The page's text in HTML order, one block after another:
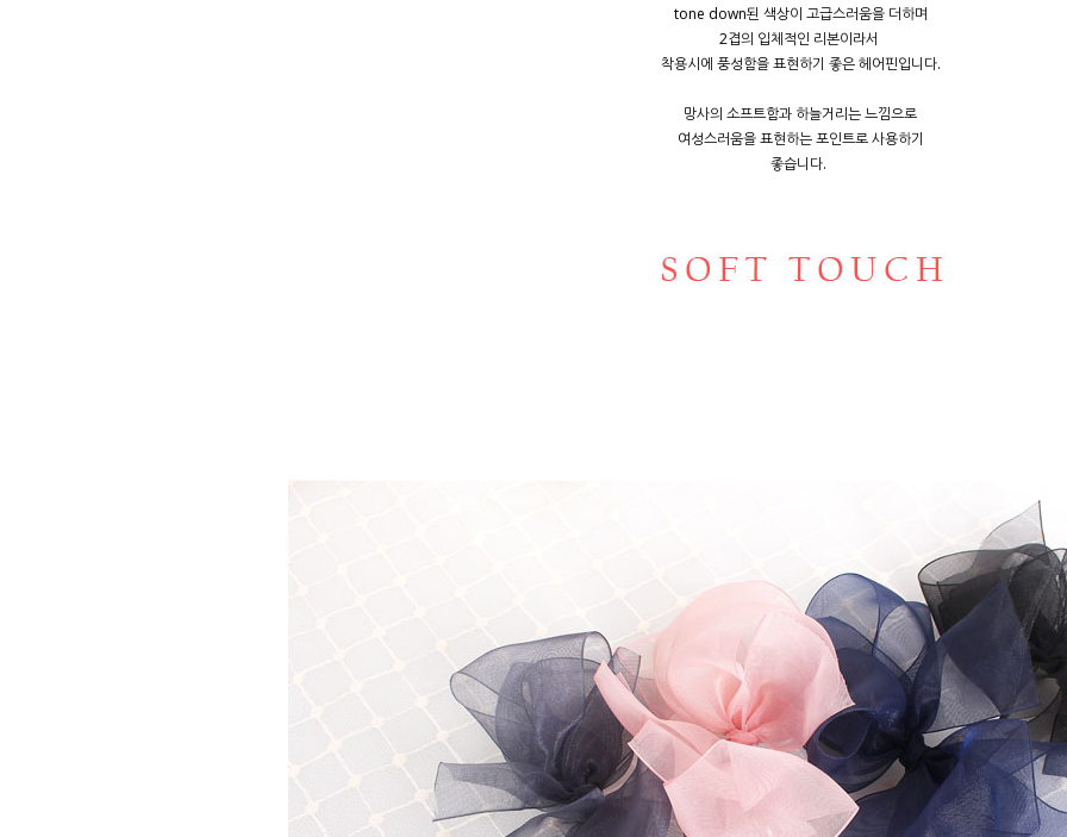
tone down된 색상이 고급스러움을 더하며
2겹의 입체적인 리본이라서
착용시에 풍성함을 표현하기 좋은 헤어핀입니다.
망사의 소프트함과 하늘거리는 느낌으로
여성스러움을 표현하는 포인트로 사용하기
좋습니다.